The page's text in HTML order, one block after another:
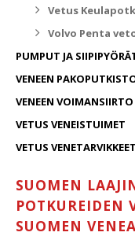
Vetus
Volvo Penta
PUMPUT JA
VENEEN
VENEEN VOIMANSIIRTO
VETUS VENEISTUIMET
VETUS VENETARVIKKEET
SUOMEN
POTKUREIDEN
SUOMEN